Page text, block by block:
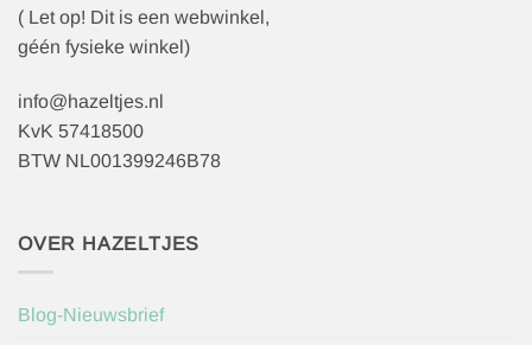
( Let op! Dit is een webwinkel,
géén fysieke winkel)
info@hazeltjes.nl
KvK 57418500
BTW NL001399246B78
OVER HAZELTJES
Blog-Nieuwsbrief